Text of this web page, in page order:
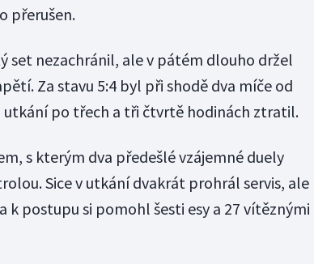
přerušen.
set nezachránil, ale v pátém dlouho držel
Za stavu 5:4 byl při shodě dva míče od
utkání po třech a tři čtvrtě hodinách ztratil.
s kterým dva předešlé vzájemné duely
Sice v utkání dvakrát prohrál servis, ale
k postupu si pomohl šesti esy a 27 vítěznými